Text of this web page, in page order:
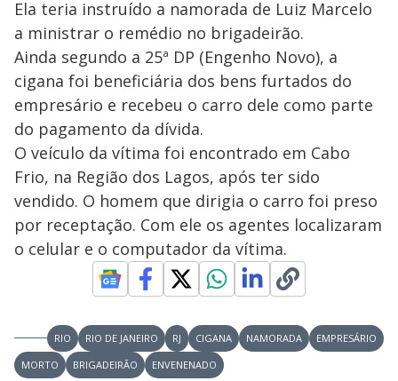
Ela teria instruído a namorada de Luiz Marcelo
a ministrar o remédio no brigadeirão.
Ainda segundo a 25ª DP (Engenho Novo), a
cigana foi beneficiária dos bens furtados do
empresário e recebeu o carro dele como parte
do pagamento da dívida.
O veículo da vítima foi encontrado em Cabo
Frio, na Região dos Lagos, após ter sido
vendido. O homem que dirigia o carro foi preso
por receptação. Com ele os agentes localizaram
o celular e o computador da vítima.
RIO RIO DE JANEIRO RJ CIGANA NAMORADA
EMPRESÁRIO
MORTO
BRIGADEIRÃO ENVENENADO